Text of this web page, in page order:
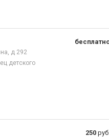
д 292
детского
250